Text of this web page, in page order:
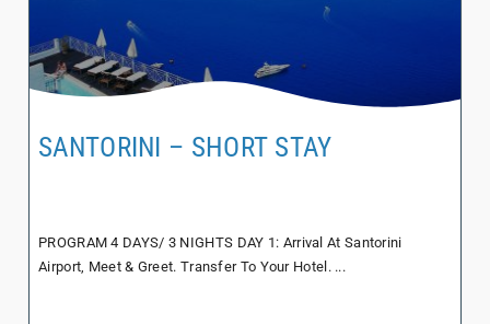
SANTORINI – SHORT STAY
PROGRAM 4 DAYS/ 3 NIGHTS DAY 1: Arrival At Santorini
Airport, Meet & Greet. Transfer To Your Hotel. ...